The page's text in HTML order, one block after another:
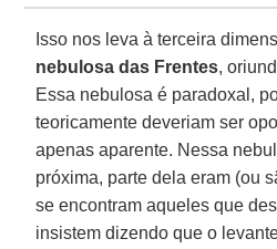
Isso nos leva à terceira
nebulosa das Frentes,
Essa nebulosa é paradoxal,
teoricamente deveriam ser
apenas aparente. Nessa
próxima, parte dela eram (ou
se encontram aqueles que
insistem dizendo que o